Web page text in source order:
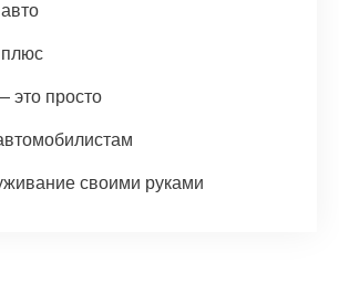
это просто
своими руками